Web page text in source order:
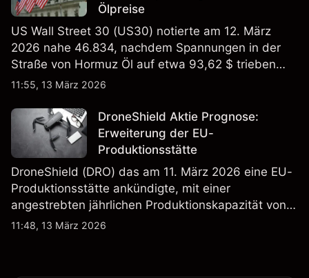
Ölpreise
US Wall Street 30 (US30) notierte am 12. März
2026 nahe 46.834, nachdem Spannungen in der
Straße von Hormuz Öl auf etwa 93,62 $ trieben
und die US-Arbeitslosigkeit auf 4,4% stieg. Die
verlässlicher Indikator für zukünftige Ergebnisse.
11:55, 13 März 2026
DroneShield Aktie Prognose:
Erweiterung der EU-
Produktionsstätte
DroneShield (DRO) das am 11. März 2026 eine EU-
Produktionsstätte ankündigte, mit einer
angestrebten jährlichen Produktionskapazität von
etwa 2,4 Mrd. AUD bis Ende 2026. Die
11:48, 13 März 2026